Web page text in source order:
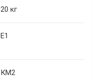
20 кг
Е1
КМ2